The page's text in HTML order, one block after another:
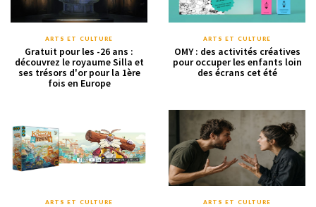
ARTS ET CULTURE
Gratuit pour les -26 ans :
découvrez le royaume Silla et
ses trésors d'or pour la 1ère
fois en Europe
ARTS ET CULTURE
OMY : des activités créatives
pour occuper les enfants loin
des écrans cet été
ARTS ET CULTURE ARTS ET CULTURE